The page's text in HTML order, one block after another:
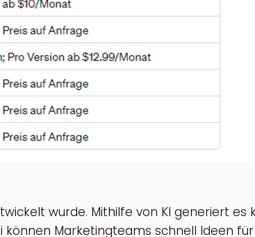
wurde. Mithilfe von KI generiert es
können Marketingteams schnell Ideen